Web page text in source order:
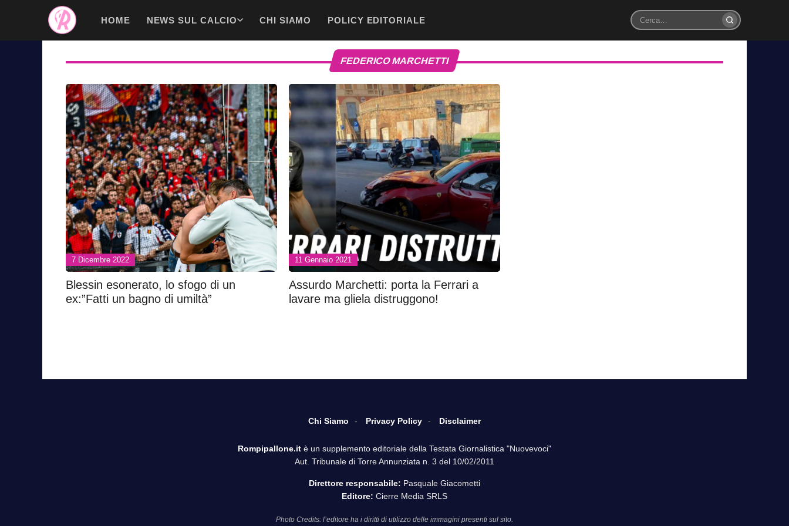
HOME NEWS SUL CALCIO CHI SIAMO POLICY EDITORIALE
Cerca
FEDERICO MARCHETTI
7 Dicembre 2022
Blessin esonerato, lo sfogo di un
ex:”Fatti un bagno di umiltà”
11 Gennaio 2021
Assurdo Marchetti: porta la Ferrari a
lavare ma gliela distruggono!
Chi Siamo Privacy Policy Disclaimer
Rompipallone.it è un supplemento editoriale della Testata Giornalistica "Nuovevoci"
Aut. Tribunale di Torre Annunziata n. 3 del 10/02/2011
Direttore responsabile: Pasquale Giacometti
Editore: Cierre Media SRLS
Photo Credits: l’editore ha i diritti di utilizzo delle immagini presenti sul sito.